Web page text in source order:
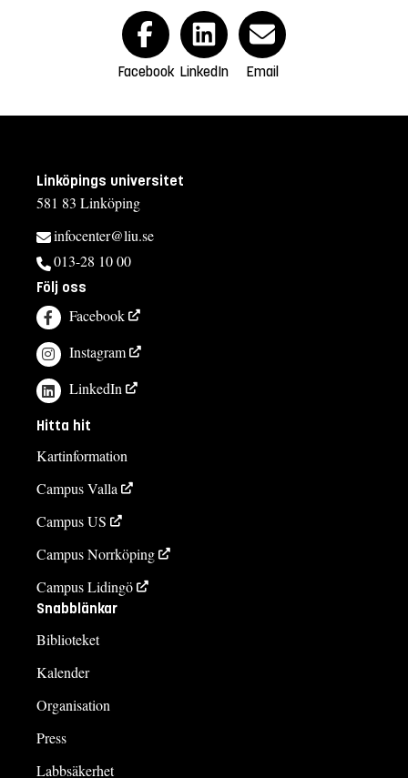
Facebook LinkedIn Email
Linköpings universitet
581 83 Linköping
infocenter@liu.se
013-28 10 00
Följ oss
Facebook
Instagram
LinkedIn
Hitta hit
Kartinformation
Campus Valla
Campus US
Campus Norrköping
Campus Lidingö
Snabblänkar
Biblioteket
Kalender
Organisation
Press
Labbsäkerhet